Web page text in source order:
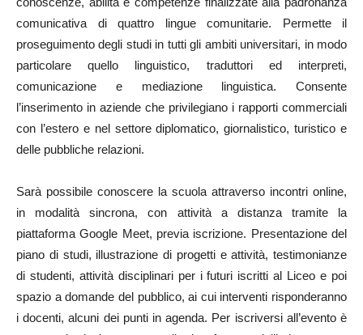
comunicativa di quattro lingue comunitarie. Permette il
proseguimento degli studi in tutti gli ambiti universitari, in modo
particolare quello linguistico, traduttori ed interpreti,
comunicazione e mediazione linguistica. Consente
l’inserimento in aziende che privilegiano i rapporti commerciali
con l’estero e nel settore diplomatico, giornalistico, turistico e
delle pubbliche relazioni.
Sarà possibile conoscere la scuola attraverso incontri online,
in modalità sincrona, con attività a distanza tramite la
piattaforma Google Meet, previa iscrizione. Presentazione del
piano di studi, illustrazione di progetti e attività, testimonianze
di studenti, attività disciplinari per i futuri iscritti al Liceo e poi
spazio a domande del pubblico, ai cui interventi risponderanno
i docenti, alcuni dei punti in agenda. Per iscriversi all’evento è